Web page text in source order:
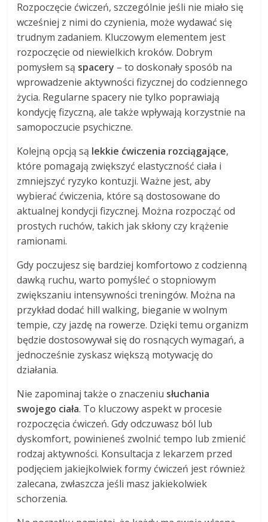
Rozpoczęcie ćwiczeń, szczególnie jeśli nie miało się
wcześniej z nimi do czynienia, może wydawać się
trudnym zadaniem. Kluczowym elementem jest
rozpoczęcie od niewielkich kroków. Dobrym
pomysłem są spacery – to doskonały sposób na
wprowadzenie aktywności fizycznej do codziennego
życia. Regularne spacery nie tylko poprawiają
kondycję fizyczną, ale także wpływają korzystnie na
samopoczucie psychiczne.
Kolejną opcją są lekkie ćwiczenia rozciągające,
które pomagają zwiększyć elastyczność ciała i
zmniejszyć ryzyko kontuzji. Ważne jest, aby
wybierać ćwiczenia, które są dostosowane do
aktualnej kondycji fizycznej. Można rozpocząć od
prostych ruchów, takich jak skłony czy krążenie
ramionami.
Gdy poczujesz się bardziej komfortowo z codzienną
dawką ruchu, warto pomyśleć o stopniowym
zwiększaniu intensywności treningów. Można na
przykład dodać hill walking, bieganie w wolnym
tempie, czy jazdę na rowerze. Dzięki temu organizm
będzie dostosowywał się do rosnących wymagań, a
jednocześnie zyskasz większą motywację do
działania.
Nie zapominaj także o znaczeniu słuchania
swojego ciała. To kluczowy aspekt w procesie
rozpoczęcia ćwiczeń. Gdy odczuwasz ból lub
dyskomfort, powinieneś zwolnić tempo lub zmienić
rodzaj aktywności. Konsultacja z lekarzem przed
podjęciem jakiejkolwiek formy ćwiczeń jest również
zalecana, zwłaszcza jeśli masz jakiekolwiek
schorzenia.